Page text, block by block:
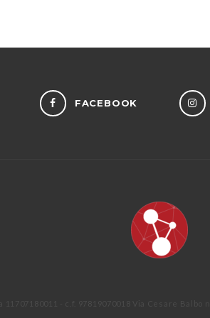
FACEBOOK
11707180011 - c.f. 97819070018 Via Cesare